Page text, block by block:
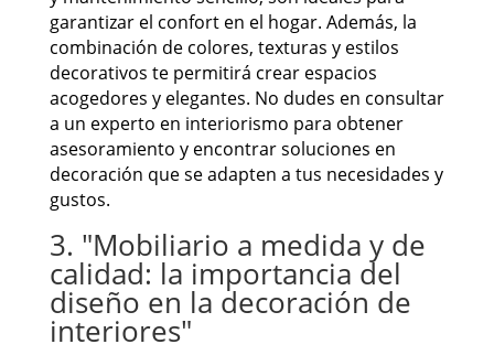
garantizar el confort en el hogar. Además, la
combinación de colores, texturas y estilos
decorativos te permitirá crear espacios
acogedores y elegantes. No dudes en consultar
a un experto en interiorismo para obtener
asesoramiento y encontrar soluciones en
decoración que se adapten a tus necesidades y
gustos.
3. "Mobiliario a medida y de
calidad: la importancia del
diseño en la decoración de
interiores"